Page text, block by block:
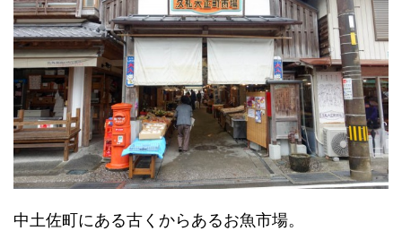
中土佐町にある古くからあるお魚市場。